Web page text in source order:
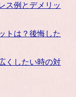
ス例とデメリッ
トは？後悔した
くしたい時の対